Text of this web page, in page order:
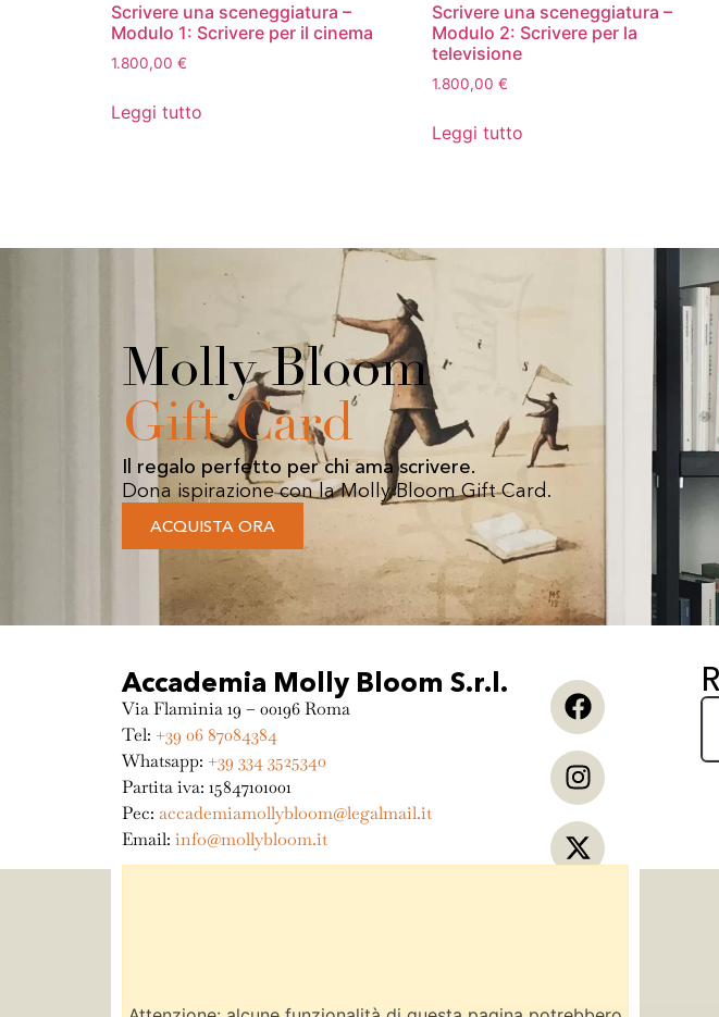
Scrivere una sceneggiatura –
Modulo 1: Scrivere per il cinema
1.800,00 €
Leggi tutto
Scrivere una sceneggiatura –
Modulo 2: Scrivere per la
televisione
1.800,00 €
Leggi tutto
Molly Bloom
Gift Card
Il regalo perfetto per chi ama scrivere.
Dona ispirazione con la Molly Bloom Gift Card.
ACQUISTA ORA
Accademia Molly Bloom S.r.l.
Via Flaminia 19 – 00196 Roma
Tel: +39 06 87084384
Whatsapp: +39 334 3525340
Partita iva: 15847101001
Pec: accademiamollybloom@legalmail.it
Email: info@mollybloom.it